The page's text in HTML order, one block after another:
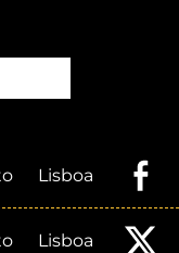
Lisboa
Lisboa